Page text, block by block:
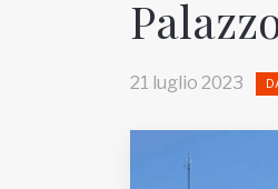
Inviateci le vostre segnalazioni
21 luglio 2023